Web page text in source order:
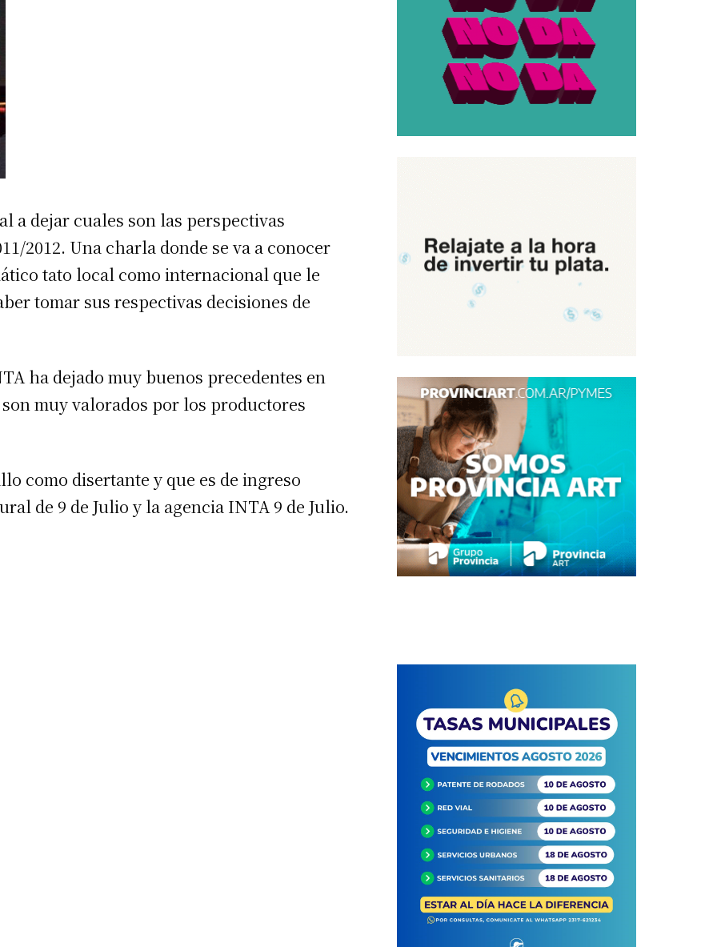
a dejar cuales son las perspectivas
2012. Una charla donde se va a conocer
tato local como internacional que le
tomar sus respectivas decisiones de
ha dejado muy buenos precedentes en
muy valorados por los productores
como disertante y que es de ingreso
de 9 de Julio y la agencia INTA 9 de Julio.